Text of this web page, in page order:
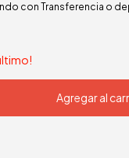
con Transferencia o